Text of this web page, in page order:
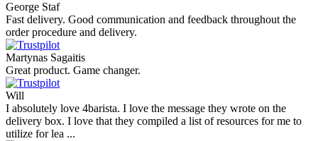
George Staf
Fast delivery. Good communication and feedback throughout the
order procedure and delivery.
Martynas Sagaitis
Great product. Game changer.
Will
I absolutely love 4barista. I love the message they wrote on the
delivery box. I love that they compiled a list of resources for me to
utilize for lea ...